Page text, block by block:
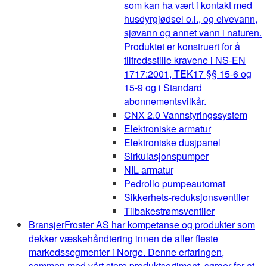
som kan ha vært i kontakt med
husdyrgjødsel o.l., og elvevann,
sjøvann og annet vann i naturen.
Produktet er konstruert for å
tilfredsstille kravene i NS-EN
1717:2001, TEK17 §§ 15-6 og
15-9 og i Standard
abonnementsvilkår.
CNX 2.0 Vannstyringssystem
Elektroniske armatur
Elektroniske dusjpanel
Sirkulasjonspumper
NIL armatur
Pedrollo pumpeautomat
Sikkerhets-reduksjonsventiler
Tilbakestrømsventiler
BransjerFroster AS har kompetanse og produkter som
dekker væskehåndtering innen de aller fleste
markedssegmenter i Norge. Denne erfaringen,